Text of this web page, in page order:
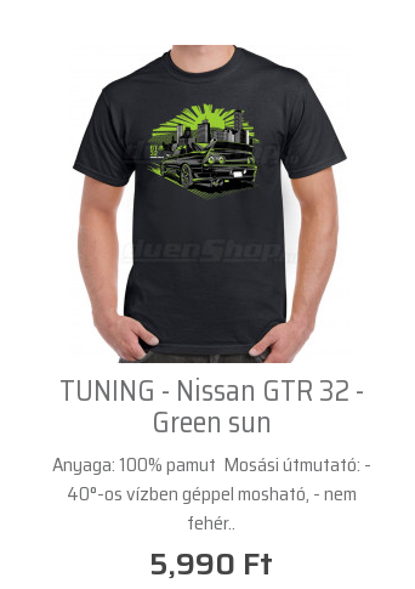
TUNING - Nissan GTR 32 -
Green sun
Anyaga: 100% pamut Mosási útmutató: -
40°-os vízben géppel mosható, - nem
fehér..
5,990 Ft